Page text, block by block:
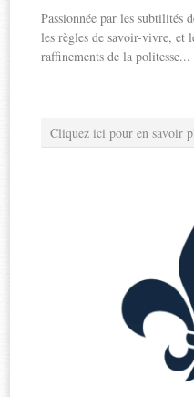
Passionnée par les subtilités
les règles de savoir-vivre, et
raffinements de la politesse...
Cliquez ici pour en savoir